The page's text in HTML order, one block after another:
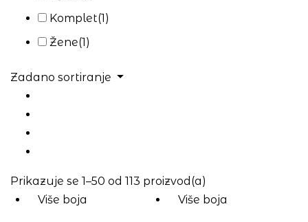
Komplet(1)
Žene(1)
Zadano sortiranje
Prikazuje se 1–50 od 113 proizvod(a)
Više boja
Više boja